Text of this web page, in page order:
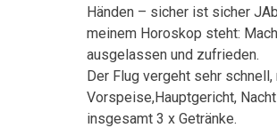
Händen – sicher ist sicher
meinem Horoskop steht:
ausgelassen und zufrieden.
Der Flug vergeht sehr
Vorspeise,Hauptgericht,
insgesamt 3 x Getränke.